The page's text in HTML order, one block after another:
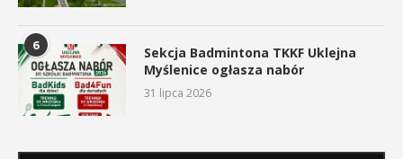
6
Sekcja Badmintona TKKF Uklejna
Myślenice ogłasza nabór
31 lipca 2026